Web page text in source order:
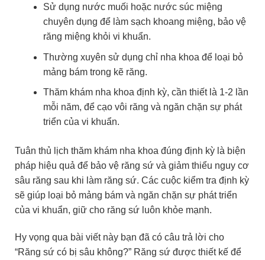
Sử dụng nước muối hoặc nước súc miệng
chuyên dụng để làm sạch khoang miệng, bảo vệ
răng miệng khỏi vi khuẩn.
Thường xuyên sử dụng chỉ nha khoa để loại bỏ
mảng bám trong kẽ răng.
Thăm khám nha khoa định kỳ, cần thiết là 1-2 lần
mỗi năm, để cạo vôi răng và ngăn chặn sự phát
triển của vi khuẩn.
Tuân thủ lịch thăm khám nha khoa đúng định kỳ là biện
pháp hiệu quả để bảo vệ răng sứ và giảm thiểu nguy cơ
sâu răng sau khi làm răng sứ. Các cuộc kiểm tra định kỳ
sẽ giúp loại bỏ mảng bám và ngăn chặn sự phát triển
của vi khuẩn, giữ cho răng sứ luôn khỏe mạnh.
Hy vọng qua bài viết này bạn đã có câu trả lời cho
“Răng sứ có bị sâu không?” Răng sứ được thiết kế để